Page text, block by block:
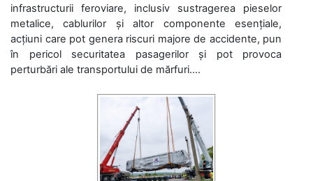
infrastructurii feroviare, inclusiv sustragerea pieselor
metalice, cablurilor și altor componente esențiale,
acțiuni care pot genera riscuri majore de accidente, pun
în pericol securitatea pasagerilor și pot provoca
perturbări ale transportului de mărfuri....